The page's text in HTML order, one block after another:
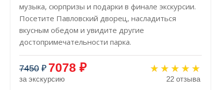
музыка, сюрпризы и подарки в финале экскурсии.
Посетите Павловский дворец, насладиться
вкусным обедом и увидите другие
достопримечательности парка.
7450 ₽ 7078 ₽
за экскурсию 22 отзыва